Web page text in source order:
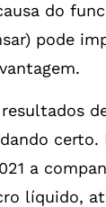
do
pode
certo.
a
líquido,